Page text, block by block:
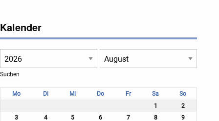
Kalender
Mo Di Mi Do Fr Sa
So
1
2
3
4 5 6 7 8
9